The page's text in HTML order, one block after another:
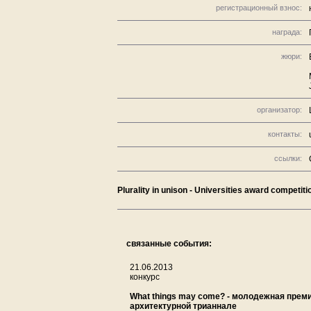
регистрационный взнос:
награда:
жюри:
организатор:
контакты:
ссылки:
Plurality in unison - Universities award
связанные события:
21.06.2013
конкурс
What things may come? - молодежная
архитектурной трианнале